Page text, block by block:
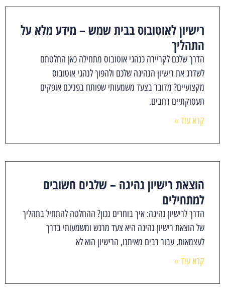
רישיון לאוטובוס בבית שמש – מידע מלא על
התהליך
הדרך שלכם לקריירה כנהגי אוטובוס מתחילה כאן החלטתם
לשדרג את רישיון הנהיגה שלכם ולהפוך לנהגי אוטובוס
מקצועיים? מדובר בצעד משמעותי שפותח בפניכם אופקים
תעסוקתיים רחבים.
קרא עוד »
הוצאת רישיון נהיגה – שלבים חשובים
למתחילים
הדרך לרישיון נהיגה: איך בוחרים נכון? ההחלטה להתחיל בתהליך
של הוצאת רישיון נהיגה היא צעד מרגש ומשמעותי בדרך
לעצמאות. עבור רבים מאיתנו, הרישיון הוא לא
קרא עוד »